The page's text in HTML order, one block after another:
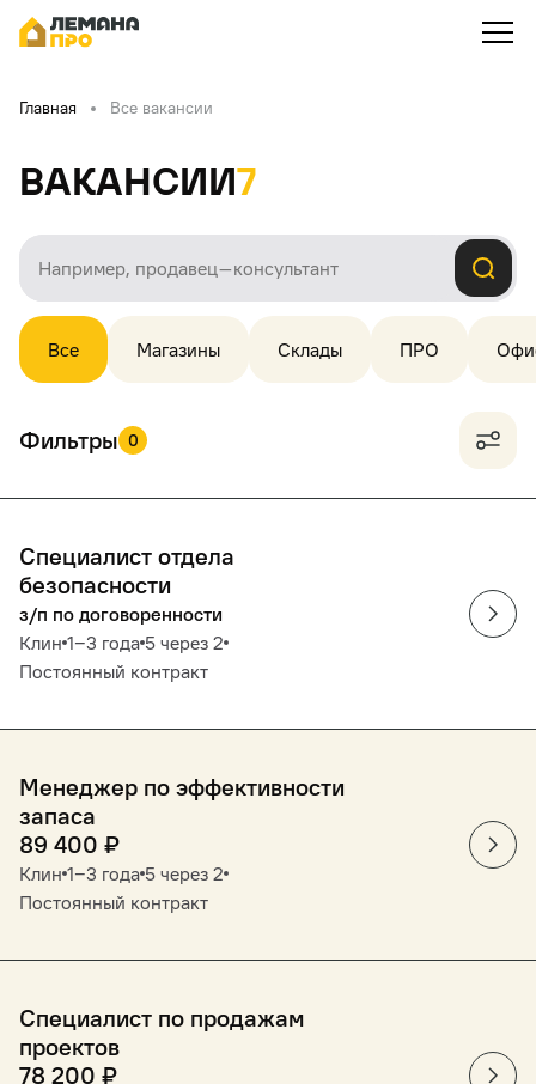
Главная Все вакансии
Вакансии7
Все Магазины Склады ПРО
Фильтры 0
Специалист отдела
безопасности
з/п по договоренности
Клин 1‒3 года 5 через 2
Постоянный контракт
Менеджер по эффективности
запаса
89 400 ₽
Клин 1‒3 года 5 через 2
Постоянный контракт
Cпециалист по продажам
проектов
78 200 ₽